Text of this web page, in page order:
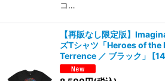
コ…
【再販なし限定版】
ズTシャツ「Heroes of
Terrence ／ ブラック」
[